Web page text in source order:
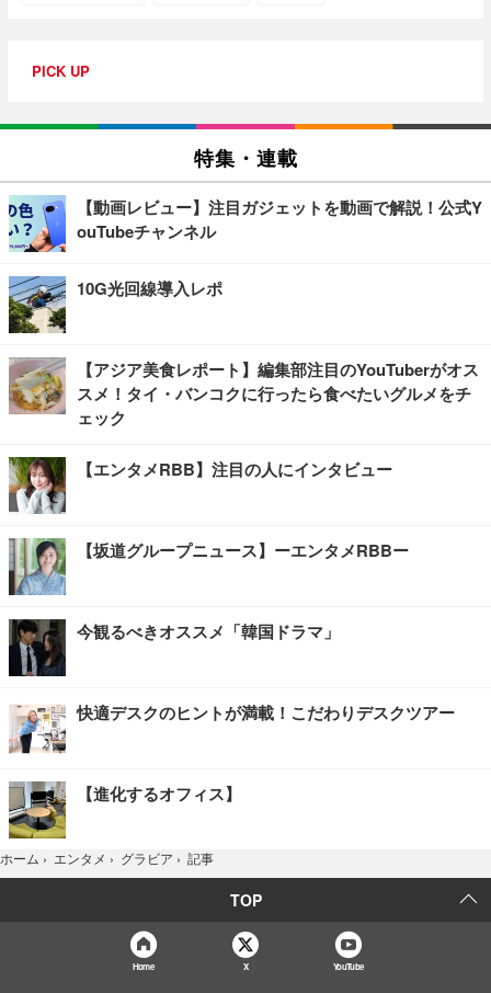
PICK UP
特集・連載
【動画レビュー】注目ガジェットを動画で解説！公式Y
ouTubeチャンネル
10G光回線導入レポ
【アジア美食レポート】編集部注目のYouTuberがオス
スメ！タイ・バンコクに行ったら食べたいグルメをチ
ェック
【エンタメRBB】注目の人にインタビュー
【坂道グループニュース】ーエンタメRBBー
今観るべきオススメ「韓国ドラマ」
快適デスクのヒントが満載！こだわりデスクツアー
【進化するオフィス】
ホーム › エンタメ › グラビア › 記事
TOP
Home X YouTube